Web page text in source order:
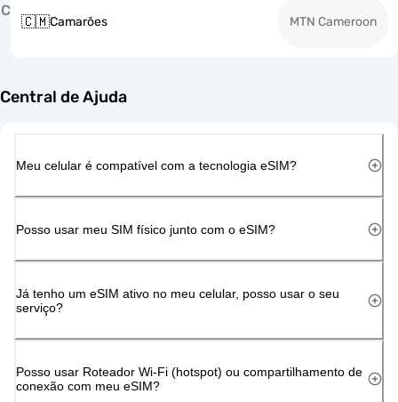
C
🇨🇲Camarões MTN Cameroon
Central de Ajuda
Meu celular é compatível com a tecnologia eSIM?
Posso usar meu SIM físico junto com o eSIM?
Já tenho um eSIM ativo no meu celular, posso usar o seu
serviço?
Posso usar Roteador Wi-Fi (hotspot) ou compartilhamento de
conexão com meu eSIM?